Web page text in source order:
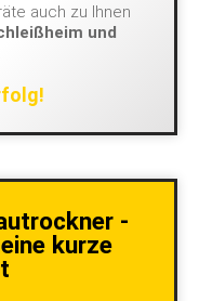
auch zu Ihnen
und
-
kurze